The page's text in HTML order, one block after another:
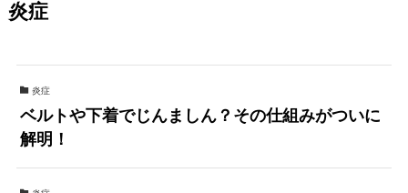
炎症
炎症
ベルトや下着でじんましん？その仕組みがついに
解明！